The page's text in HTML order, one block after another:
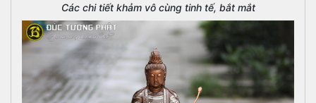
Các chi tiết khảm vô cùng tinh tế, bắt mắt